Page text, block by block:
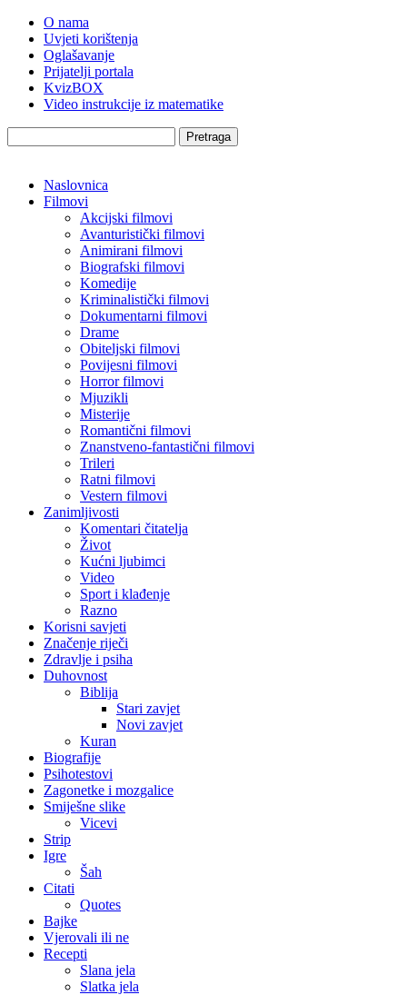
O nama
Uvjeti korištenja
Oglašavanje
Prijatelji portala
KvizBOX
Video instrukcije iz matematike
Pretraga
Naslovnica
Filmovi
Akcijski filmovi
Avanturistički filmovi
Animirani filmovi
Biografski filmovi
Komedije
Kriminalistički filmovi
Dokumentarni filmovi
Drame
Obiteljski filmovi
Povijesni filmovi
Horror filmovi
Mjuzikli
Misterije
Romantični filmovi
Znanstveno-fantastični filmovi
Trileri
Ratni filmovi
Vestern filmovi
Zanimljivosti
Komentari čitatelja
Život
Kućni ljubimci
Video
Sport i klađenje
Razno
Korisni savjeti
Značenje riječi
Zdravlje i psiha
Duhovnost
Biblija
Stari zavjet
Novi zavjet
Kuran
Biografije
Psihotestovi
Zagonetke i mozgalice
Smiješne slike
Vicevi
Strip
Igre
Šah
Citati
Quotes
Bajke
Vjerovali ili ne
Recepti
Slana jela
Slatka jela